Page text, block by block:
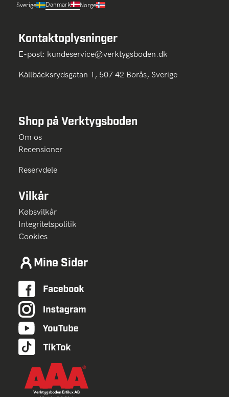
Sverige Danmark Norge
Kontaktoplysninger
E-post: kundeservice@verktygsboden.dk
Källbäcksrydsgatan 1, 507 42 Borås, Sverige
Shop på Verktygsboden
Om os
Recensioner
Reservdele
Vilkår
Købsvilkår
Integritetspolitik
Cookies
Mine Sider